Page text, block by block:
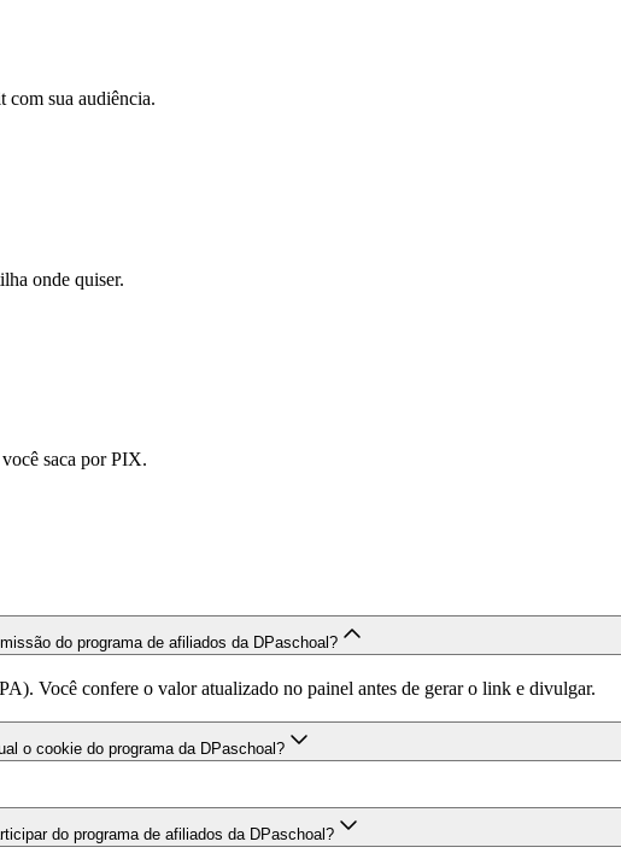
com sua audiência.
onde quiser.
saca por PIX.
do programa de afiliados da DPaschoal?
Você confere o valor atualizado no painel antes de gerar o link e divulgar.
o cookie do programa da DPaschoal?
do programa de afiliados da DPaschoal?